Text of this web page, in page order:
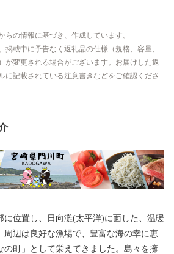
らの情報に基づき、作成しています。
掲載中に予告なく返礼品の仕様（規格、容量、
が変更される場合がございます。お届けした返
に記載されている注意書きなどをご確認くださ
に位置し、日向灘(太平洋)に面した、温暖
周辺は良好な漁場で、豊富な海の幸に恵
の町」として栄えてきました。島々を擁